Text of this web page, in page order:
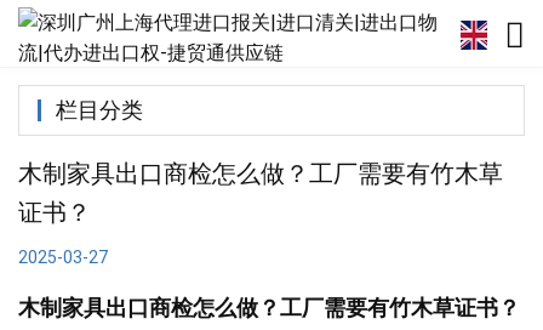
木制家具出口商检怎么做？工厂需要有竹木草
证书？
2025-03-27
木制家具出口商检怎么做？工厂需要有竹木草证书？
栏目分类